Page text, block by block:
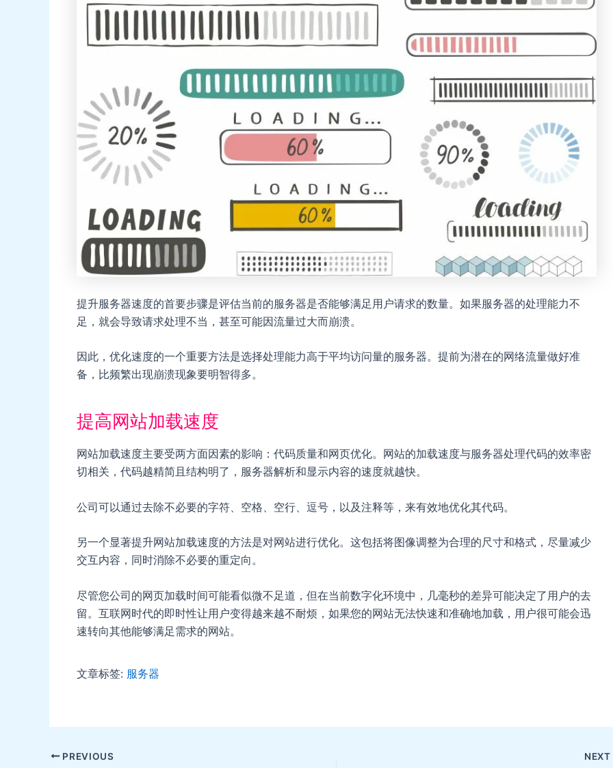
提升服务器速度的首要步骤是评估当前的服务器是否能够满足用户请求的数量。如果服务器的处理能力不
足，就会导致请求处理不当，甚至可能因流量过大而崩溃。
因此，优化速度的一个重要方法是选择处理能力高于平均访问量的服务器。提前为潜在的网络流量做好准
备，比频繁出现崩溃现象要明智得多。
提高网站加载速度
网站加载速度主要受两方面因素的影响：代码质量和网页优化。网站的加载速度与服务器处理代码的效率密
切相关，代码越精简且结构明了，服务器解析和显示内容的速度就越快。
公司可以通过去除不必要的字符、空格、空行、逗号，以及注释等，来有效地优化其代码。
另一个显著提升网站加载速度的方法是对网站进行优化。这包括将图像调整为合理的尺寸和格式，尽量减少
交互内容，同时消除不必要的重定向。
尽管您公司的网页加载时间可能看似微不足道，但在当前数字化环境中，几毫秒的差异可能决定了用户的去
留。互联网时代的即时性让用户变得越来越不耐烦，如果您的网站无法快速和准确地加载，用户很可能会迅
速转向其他能够满足需求的网站。
文章标签: 服务器
Post
PREVIOUS NEXT